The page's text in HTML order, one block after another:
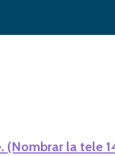
(Nombrar la tele